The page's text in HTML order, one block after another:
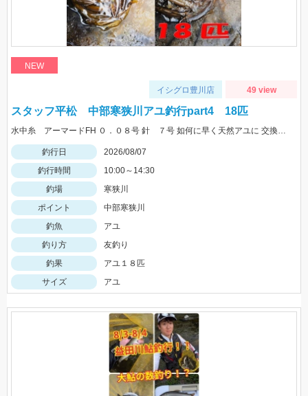
NEW
イシグロ豊川店 49 view
スタッフ平松 中部寒狭川アユ釣行part4 18匹
水中糸 アーマードFH ０．０８号 針 ７号 如何に早く天然アユに 交換できるかが大事！
釣行日
2026/08/07
釣行時間
10:00～14:30
釣場
寒狭川
ポイント
中部寒狭川
釣魚
アユ
釣り方
友釣り
釣果
アユ１８匹
サイズ
アユ